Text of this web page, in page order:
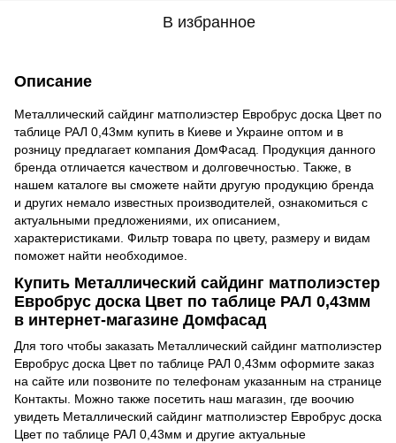
В избранное
Описание
Металлический сайдинг матполиэстер Евробрус доска Цвет по
таблице РАЛ 0,43мм купить в Киеве и Украине оптом и в
розницу предлагает компания ДомФасад. Продукция данного
бренда отличается качеством и долговечностью. Также, в
нашем каталоге вы сможете найти другую продукцию бренда
и других немало известных производителей, ознакомиться с
актуальными предложениями, их описанием,
характеристиками. Фильтр товара по цвету, размеру и видам
поможет найти необходимое.
Купить Металлический сайдинг матполиэстер
Евробрус доска Цвет по таблице РАЛ 0,43мм
в интернет-магазине Домфасад
Для того чтобы заказать Металлический сайдинг матполиэстер
Евробрус доска Цвет по таблице РАЛ 0,43мм оформите заказ
на сайте или позвоните по телефонам указанным на странице
Контакты. Можно также посетить наш магазин, где воочию
увидеть Металлический сайдинг матполиэстер Евробрус доска
Цвет по таблице РАЛ 0,43мм и другие актуальные